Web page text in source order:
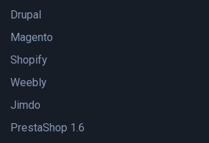
Drupal
Magento
Shopify
Weebly
Jimdo
PrestaShop 1.6